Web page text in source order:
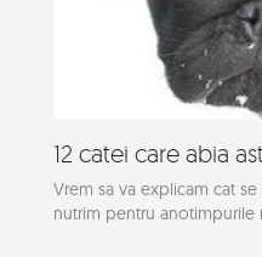
12 catei care abia
Vrem sa va explicam cat
nutrim pentru anotimpurile